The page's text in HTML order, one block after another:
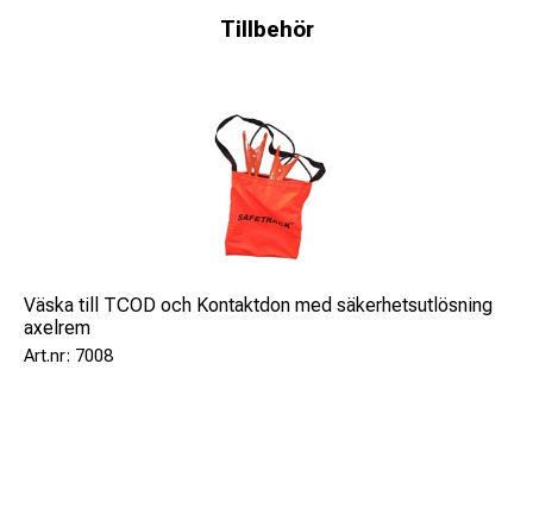
Tillbehör
Väska till TCOD och Kontaktdon med säkerhetsutlösning
axelrem
7008